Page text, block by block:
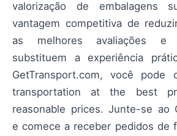
valorização de embalagens
vantagem competitiva de
as melhores avaliações e
substituem a experiência
GetTransport.com, você pode
transportation at the best
reasonable prices. Junte-se ao
e comece a receber pedidos de